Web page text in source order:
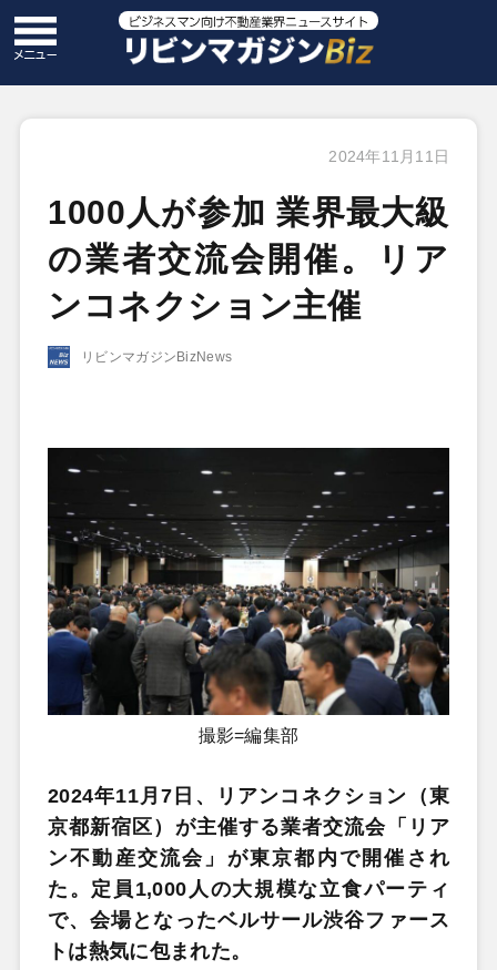
2024年11月11日
1000人が参加 業界最大級
の業者交流会開催。リア
ンコネクション主催
リビンマガジンBizNews
撮影=編集部
2024年11月7日、リアンコネクション（東
京都新宿区）が主催する業者交流会「リア
ン不動産交流会」が東京都内で開催され
た。定員1,000人の大規模な立食パーティ
で、会場となったベルサール渋谷ファース
トは熱気に包まれた。